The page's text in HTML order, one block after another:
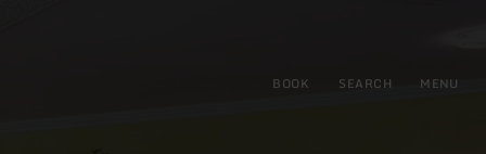
BOOK SEARCH MENU